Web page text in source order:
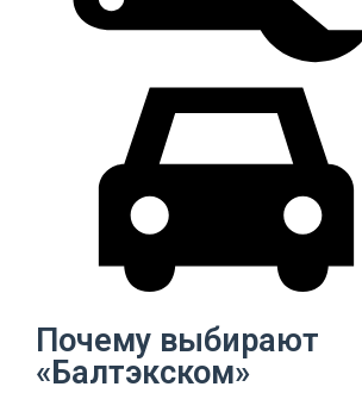
Почему выбирают
«Балтэкском»